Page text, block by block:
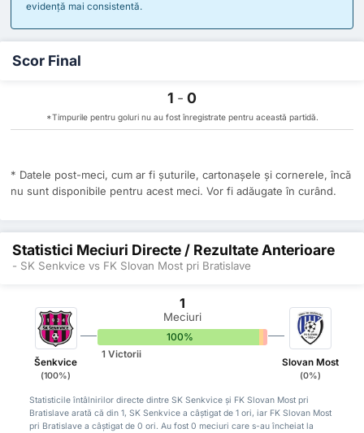
evidență mai consistentă.
Scor Final
1 - 0
*Timpurile pentru goluri nu au fost înregistrate pentru această partidă.
* Datele post-meci, cum ar fi șuturile, cartonașele și cornerele, încă
nu sunt disponibile pentru acest meci. Vor fi adăugate în curând.
Statistici Meciuri Directe / Rezultate Anterioare
- SK Senkvice vs FK Slovan Most pri Bratislave
Šenkvice
(100%)
1
Meciuri
100% 0%
0%
1 Victorii
Slovan Most
(0%)
Statisticile întâlnirilor directe dintre SK Senkvice și FK Slovan Most pri
Bratislave arată că din 1, SK Senkvice a câștigat de 1 ori, iar FK Slovan Most
pri Bratislave a câștigat de 0 ori. Au fost 0 meciuri care s-au încheiat la